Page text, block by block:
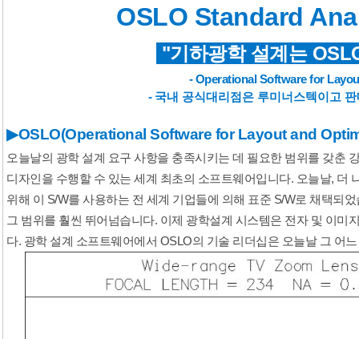
OSLO Standard
"기하광학 설계는
- Operational Software for
- 국내 공식대리점은 루미너스텍이고
▶OSLO(Operational Software for Layout and
오늘날의 광학 설계 요구 사항을 충족시키는 데 필요한 범위를 갖춘
디자인을 수행할 수 있는 세계 최초의 소프트웨어입니다. 오늘날, 더
위해 이 S/W를 사용하는 전 세계 기업들에 의해 표준 S/W로 채택되
그 범위를 훨씬 뛰어넘습니다. 이제 광학설계 시스템은 전자 및 이미
다. 광학 설계 소프트웨어에서 OSLO의 기술 리더십은 오늘날 그 어